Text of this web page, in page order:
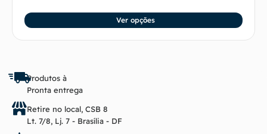
Ver opções
Produtos à
Pronta entrega
Retire no local, CSB 8
Lt. 7/8, Lj. 7 - Brasília - DF